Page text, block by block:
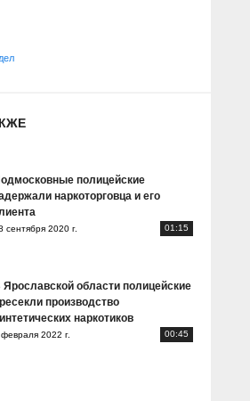
полицейские
наркоторговца и его
сентября 2020 г. 01:15
Ярославской области полицейские
производство
наркотиков
2022 г. 00:45